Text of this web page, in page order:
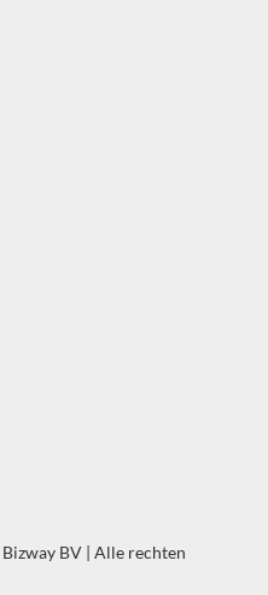
Bizway BV | Alle rechten